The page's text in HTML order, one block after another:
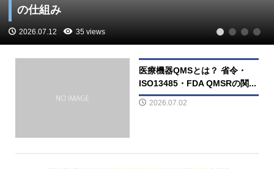
の仕組み
2026.07.12 35 views 1 2 3 4
医療機器QMSとは？ 省令・
ISO13485・FDA QMSRの関...
2026.07.02